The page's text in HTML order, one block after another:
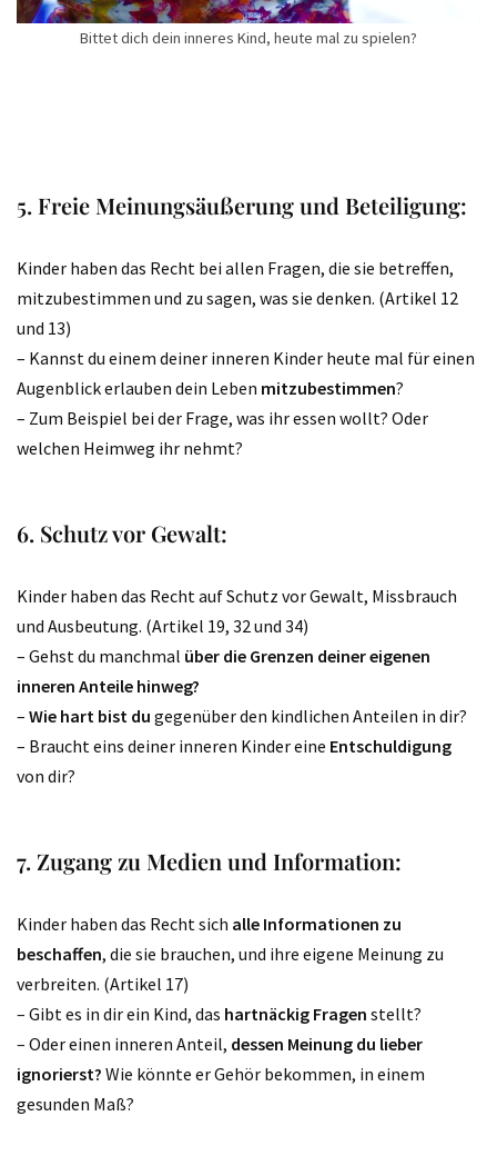
Bittet dich dein inneres Kind, heute mal zu spielen?
5. Freie Meinungsäußerung und Beteiligung:
Kinder haben das Recht bei allen Fragen, die sie betreffen,
mitzubestimmen und zu sagen, was sie denken. (Artikel 12
und 13)
– Kannst du einem deiner inneren Kinder heute mal für einen
Augenblick erlauben dein Leben mitzubestimmen?
– Zum Beispiel bei der Frage, was ihr essen wollt? Oder
welchen Heimweg ihr nehmt?
6. Schutz vor Gewalt:
Kinder haben das Recht auf Schutz vor Gewalt, Missbrauch
und Ausbeutung. (Artikel 19, 32 und 34)
– Gehst du manchmal über die Grenzen deiner eigenen
inneren Anteile hinweg?
– Wie hart bist du gegenüber den kindlichen Anteilen in dir?
– Braucht eins deiner inneren Kinder eine Entschuldigung
von dir?
7. Zugang zu Medien und Information:
Kinder haben das Recht sich alle Informationen zu
beschaffen, die sie brauchen, und ihre eigene Meinung zu
verbreiten. (Artikel 17)
– Gibt es in dir ein Kind, das hartnäckig Fragen stellt?
– Oder einen inneren Anteil, dessen Meinung du lieber
ignorierst? Wie könnte er Gehör bekommen, in einem
gesunden Maß?